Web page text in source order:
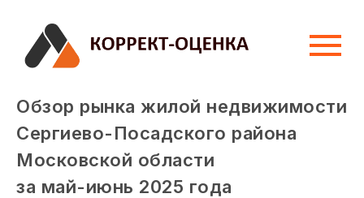
Обзор рынка жилой недвижимости
Сергиево-Посадского района
Московской области
за май-июнь 2025 года